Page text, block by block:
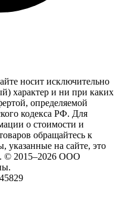
носит исключительно
характер и ни при каких
определяемой
кодекса РФ. Для
о стоимости и
обращайтесь к
на сайте, это
© 2015–2026 ООО